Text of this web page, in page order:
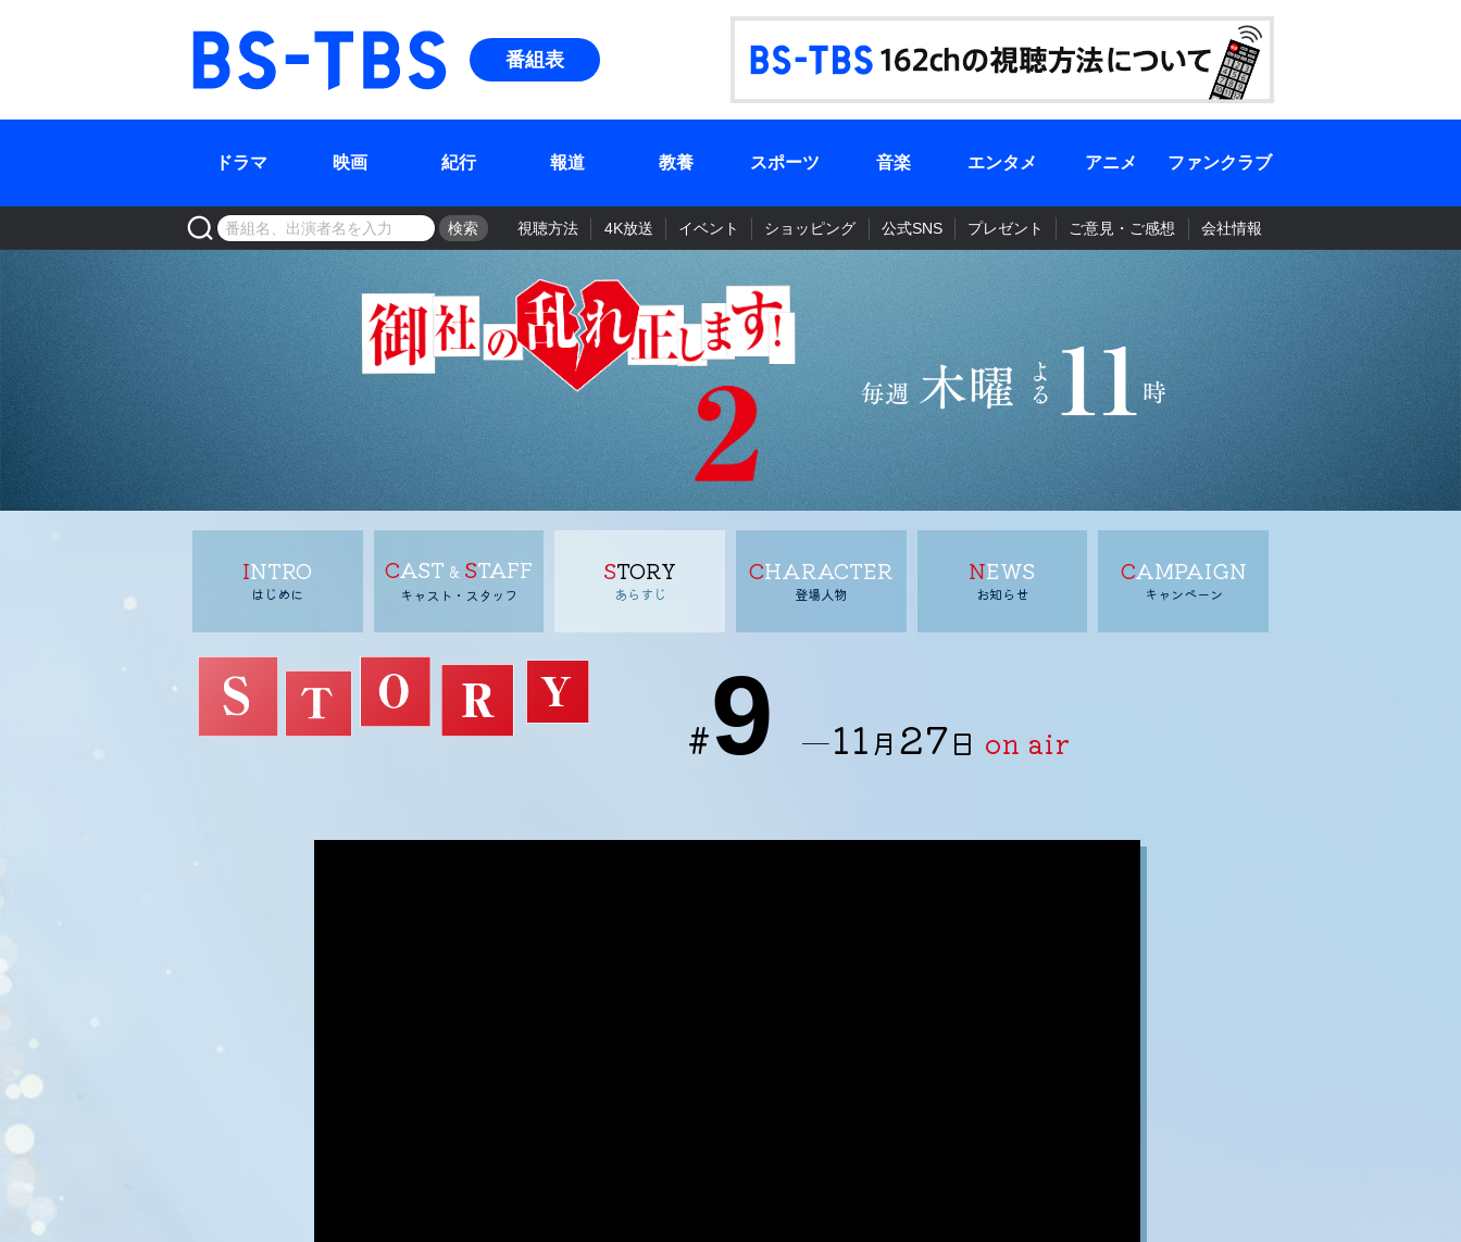
BS-TBS
番組表
ドラマ 映画 紀行 報道 教養 スポーツ 音楽 エンタメ アニメ ファンクラブ
検索 視聴方法 4K放送 イベント ショッピング 公式SNS プレゼント ご意見・ご感想 会社情報
INTRO
はじめに
CAST & STAFF
キャスト・スタッフ
STORY
あらすじ
CHARACTER
登場人物
NEWS
お知らせ
CAMPAIGN
キャンペーン
#9 ─11月 27日 on air